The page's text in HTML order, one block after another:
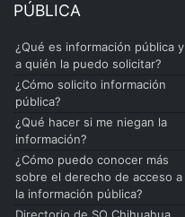
PÚBLICA
¿Qué es información pública y
a quién la puedo solicitar?
¿Cómo solicito información
pública?
¿Qué hacer si me niegan la
información?
¿Cómo puedo conocer más
sobre el derecho de acceso a
la información pública?